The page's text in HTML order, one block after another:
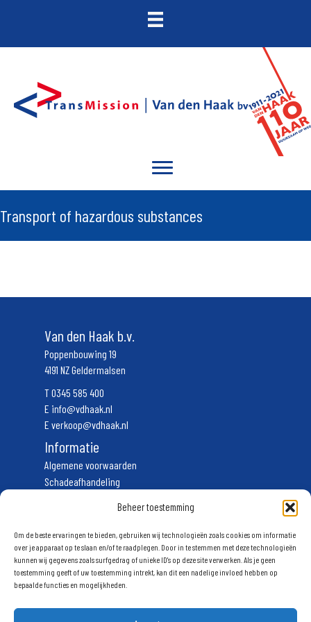
Beheer toestemming
Om de beste ervaringen te bieden, gebruiken wij technologieën zoals cookies om informatie
over je apparaat op te slaan en/of te raadplegen. Door in te stemmen met deze technologieën
kunnen wij gegevens zoals surfgedrag of unieke ID's op deze site verwerken. Als je geen
toestemming geeft of uw toestemming intrekt, kan dit een nadelige invloed hebben op
bepaalde functies en mogelijkheden.
Transport of hazardous substances
Van den Haak b.v.
Poppenbouwing 19
4191 NZ Geldermalsen
T0345 585 400
E info@vdhaak.nl
E verkoop@vdhaak.nl
Informatie
Algemene voorwaarden
Schadeafhandeling
Volg ons
Schrijf u in voor onze nieuwsbrief